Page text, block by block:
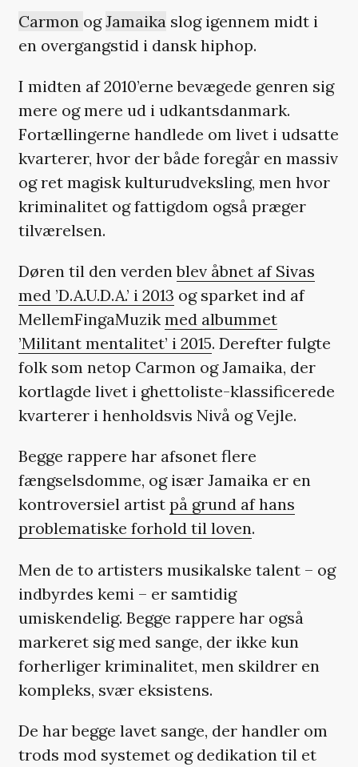
Carmon ogJamaika slog igennem midt i
en overgangstid i dansk hiphop.
I midten af 2010’erne bevægede genren sig
mere og mere ud i udkantsdanmark.
Fortællingerne handlede om livet i udsatte
kvarterer, hvor der både foregår en massiv
og ret magisk kulturudveksling, men hvor
kriminalitet og fattigdom også præger
tilværelsen.
Døren til den verdenblev åbnet af Sivas
med ’D.A.U.D.A.’ i 2013 og sparket ind af
MellemFingaMuzik med albummet
’Militant mentalitet’ i 2015. Derefter fulgte
folk som netop Carmon og Jamaika, der
kortlagde livet i ghettoliste-klassificerede
kvarterer i henholdsvis Nivå og Vejle.
Begge rappere har afsonet flere
fængselsdomme, og især Jamaika er en
kontroversiel artist på grund af hans
problematiske forhold til loven.
Men de to artisters musikalske talent – og
indbyrdes kemi – er samtidig
umiskendelig. Begge rappere har også
markeret sig med sange, der ikke kun
forherliger kriminalitet, men skildrer en
kompleks, svær eksistens.
De har begge lavet sange, der handler om
trods mod systemet og dedikation til et